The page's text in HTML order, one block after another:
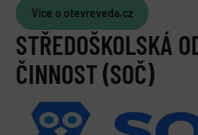
Více o otevreveda.cz
STŘEDOŠKOLSKÁ
ČINNOST (SOČ)